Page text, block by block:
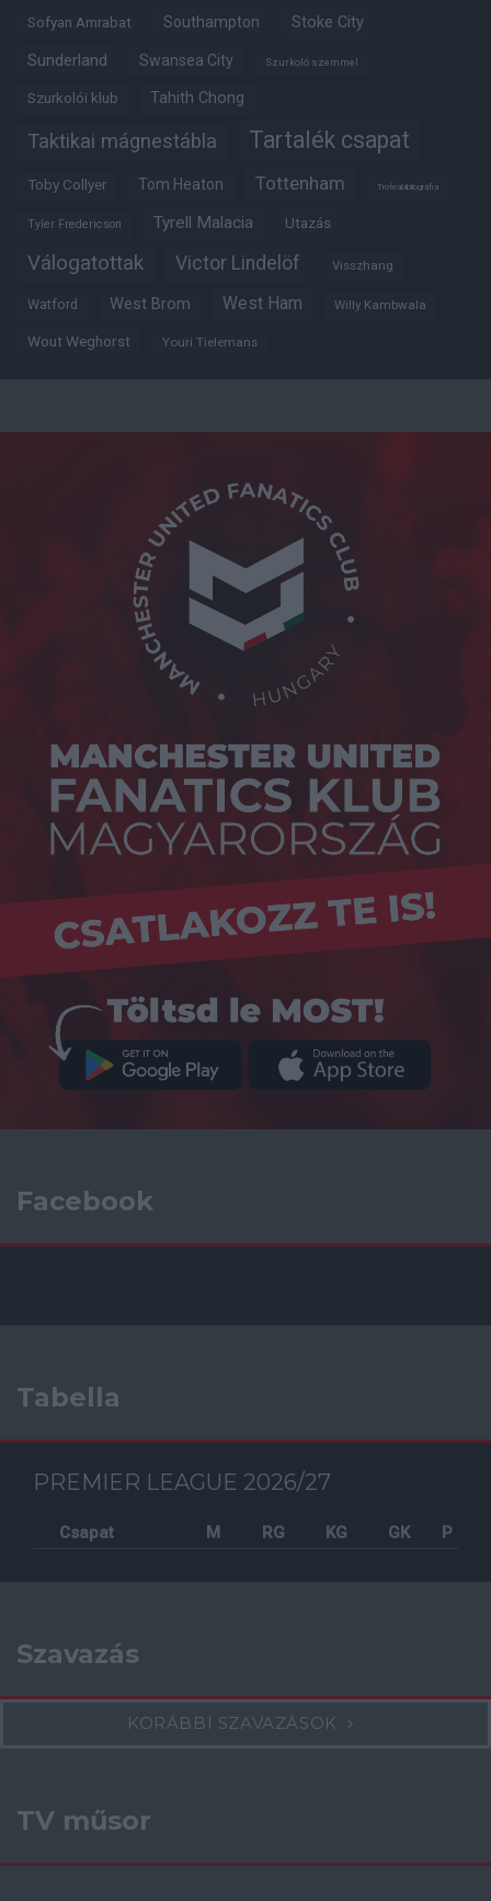
Sofyan Amrabat Southampton Stoke City
Sunderland Swansea City Szurkoló szemmel
Szurkolói klub Tahith Chong
Taktikai mágnestábla Tartalék csapat
Toby Collyer Tom Heaton Tottenham Trófeabibliográfia
Tyler Fredericson Tyrell Malacia Utazás
Válogatottak Victor Lindelöf Visszhang
Watford West Brom West Ham Willy Kambwala
Wout Weghorst Youri Tielemans
Facebook
Tabella
PREMIER LEAGUE 2026/27
Csapat M RG KG GK P
Szavazás
KORÁBBI SZAVAZÁSOK
TV műsor